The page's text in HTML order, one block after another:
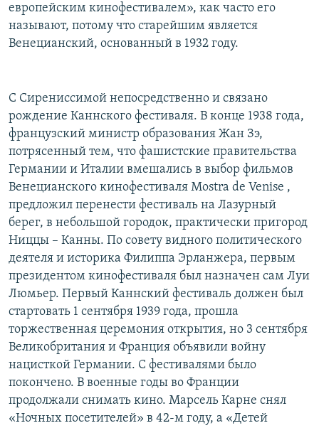
европейским кинофестивалем», как часто его
называют, потому что старейшим является
Венецианский, основанный в 1932 году.
С Сирениссимой непосредственно и связано
рождение Каннского фестиваля. В конце 1938 года,
французский министр образования Жан Зэ,
потрясенный тем, что фашистские правительства
Германии и Италии вмешались в выбор фильмов
Венецианского кинофестиваля Mostra de Venise ,
предложил перенести фестиваль на Лазурный
берег, в небольшой городок, практически пригород
Ниццы – Канны. По совету видного политического
деятеля и историка Филиппа Эрланжера, первым
президентом кинофестиваля был назначен сам Луи
Люмьер. Первый Каннский фестиваль должен был
стартовать 1 сентября 1939 года, прошла
торжественная церемония открытия, но 3 сентября
Великобритания и Франция объявили войну
нацисткой Германии. С фестивалями было
покончено. В военные годы во Франции
продолжали снимать кино. Марсель Карне снял
«Ночных посетителей» в 42-м году, а «Детей